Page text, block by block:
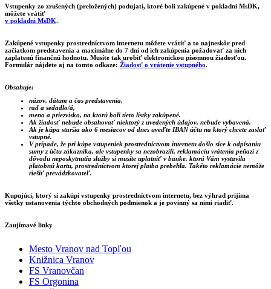
Vstupenky zo zrušených (preložených) podujatí, ktoré boli zakúpené v pokladni MsDK,
môžete vrátiť
v pokladni MsDK.
Zakúpené vstupenky prostredníctvom internetu môžete vrátiť a to najneskôr pred
začiatkom predstavenia a maximálne do 7 dní od ich zakúpenia požadovať za nich
zaplatenú finančnú hodnotu. Musíte tak urobiť elektronickou písomnou žiadosťou.
Formulár nájdete aj na tomto odkaze: Žiadosť o vrátenie vstupného.
Obsahuje:
názov, dátum a čas predstavenia,
rad a sedadlo/á,
meno a priezvisko, na ktorú boli tieto lístky zakúpené.
Ak žiadosť nebude obsahovať niektorý z uvedených údajov, nebude vybavená.
Ak je kúpa staršia ako 6 mesiacov od dnes uveďte IBAN účtu na ktorý chcete zaslať
vstupné.
V prípade, že pri kúpe vstupeniek prostredníctvom internetu došlo síce k odpísaniu
sumy z účtu zákazníka, ale vstupenky sa nezobrazili, reklamáciu vrátenia peňazí z
dôvodu neposkytnutia služby si musíte uplatniť v banke, ktorá Vám vystavila
platobnú kartu, prostredníctvom ktorej platba prebehla. Takéto reklamácie nemôže
riešiť prevádzkovateľ.
Kupujúci, ktorý si zakúpi vstupenky prostredníctvom internetu, bez výhrad prijíma
všetky ustanovenia týchto obchodných podmienok a je povinný sa nimi riadiť.
Zaujímavé linky
Mesto Vranov nad Topľou
Knižnica Vranov
FS Vranovčan
FS Orgonina